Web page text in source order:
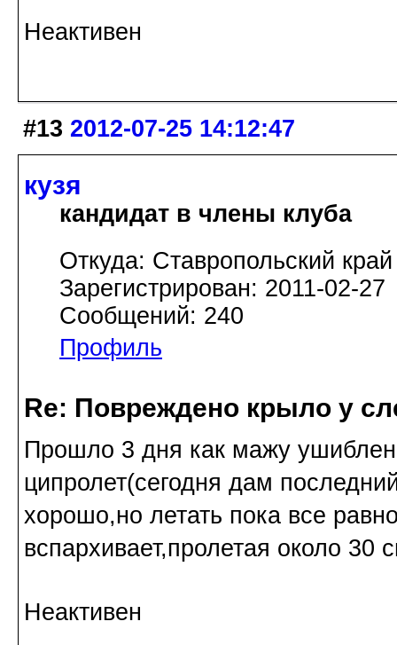
Неактивен
#13 2012-07-25 14:12:47
кузя
кандидат в члены клуба
Откуда: Ставропольский край
Зарегистрирован: 2011-02-27
Сообщений: 240
Профиль
Re: Повреждено крыло у
Прошло 3 дня как мажу
ципролет(сегодня дам
хорошо,но летать пока все
вспархивает,пролетая около
Неактивен